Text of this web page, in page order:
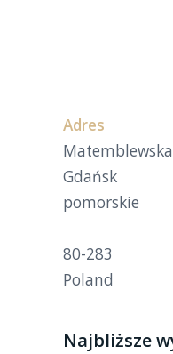
Adres
Gdańsk
pomorskie
80-283
Poland
Najbliższe